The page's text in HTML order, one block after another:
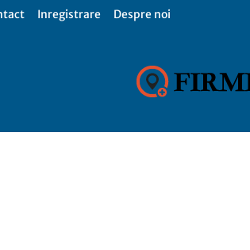
Inregistrare Despre noi